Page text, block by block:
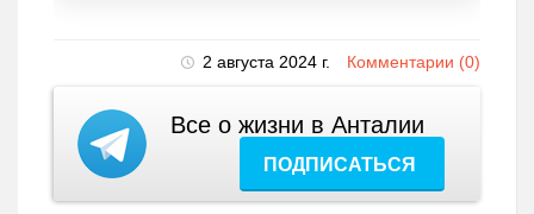
2 августа 2024 г. Комментарии (0)
Все о жизни в Анталии
ПОДПИСАТЬСЯ